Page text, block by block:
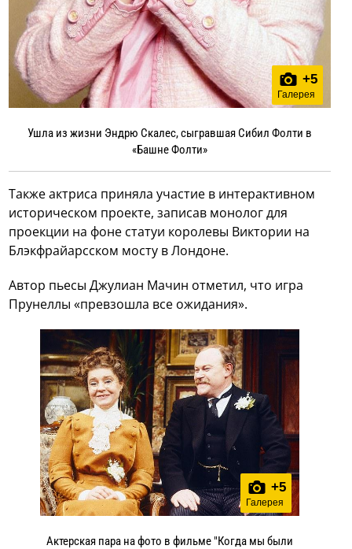
+5
Галерея
Ушла из жизни Эндрю Скалес, сыгравшая Сибил Фолти в
«Башне Фолти»
Также актриса приняла участие в интерактивном
историческом проекте, записав монолог для
проекции на фоне статуи королевы Виктории на
Блэкфрайарсском мосту в Лондоне.
Автор пьесы Джулиан Мачин отметил, что игра
Прунеллы «превзошла все ожидания».
+5
Галерея
Актерская пара на фото в фильме "Когда мы были